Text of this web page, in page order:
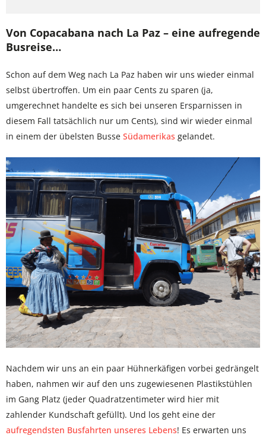
Von Copacabana nach La Paz – eine aufregende
Busreise…
Schon auf dem Weg nach La Paz haben wir uns wieder einmal
selbst übertroffen. Um ein paar Cents zu sparen (ja,
umgerechnet handelte es sich bei unseren Ersparnissen in
diesem Fall tatsächlich nur um Cents), sind wir wieder einmal
in einem der übelsten Busse Südamerikas gelandet.
Nachdem wir uns an ein paar Hühnerkäfigen vorbei gedrängelt
haben, nahmen wir auf den uns zugewiesenen Plastikstühlen
im Gang Platz (jeder Quadratzentimeter wird hier mit
zahlender Kundschaft gefüllt). Und los geht eine der
aufregendsten Busfahrten unseres Lebens! Es erwarten uns